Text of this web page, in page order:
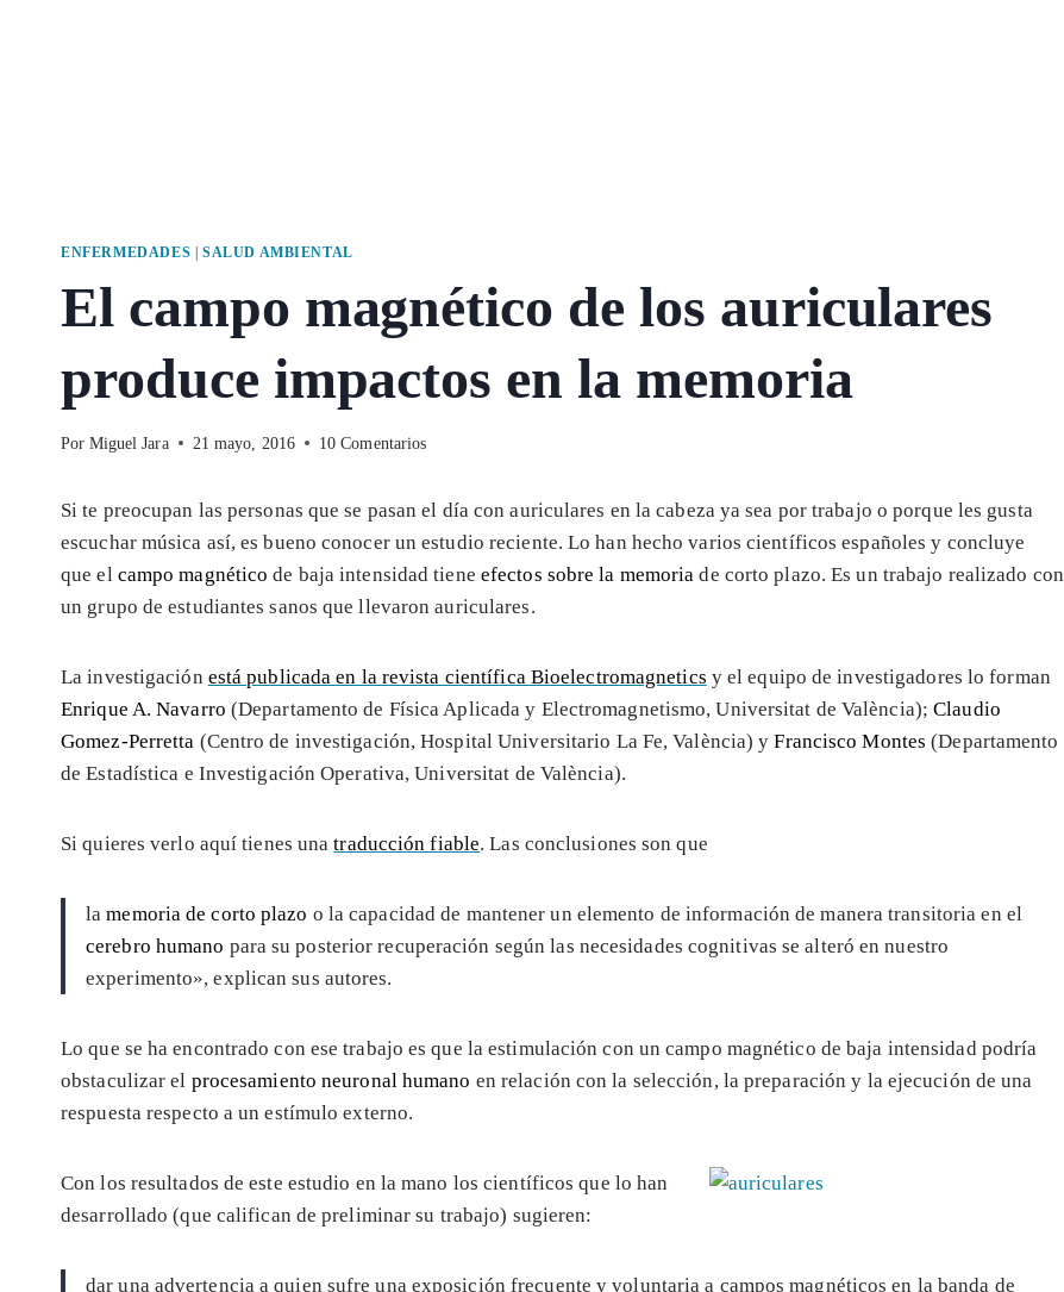
ENFERMEDADES SALUD AMBIENTAL
El campo magnético de los auriculares
produce impactos en la memoria
Por Miguel Jara 21 mayo, 2016 10 Comentarios
Si te preocupan las personas que se pasan el día con auriculares en la cabeza ya sea por trabajo o porque les gusta
escuchar música así, es bueno conocer un estudio reciente. Lo han hecho varios científicos españoles y concluye
que el campo magnético de baja intensidad tiene efectos sobre la memoria de corto plazo. Es un trabajo realizado con
un grupo de estudiantes sanos que llevaron auriculares.
La investigación está publicada en la revista científica Bioelectromagnetics y el equipo de investigadores lo forman
Enrique A. Navarro (Departamento de Física Aplicada y Electromagnetismo, Universitat de València);Claudio
Gomez-Perretta (Centro de investigación, Hospital Universitario La Fe, València) yFrancisco Montes (Departamento
de Estadística e Investigación Operativa, Universitat de València).
Si quieres verlo aquí tienes unatraducción fiable. Las conclusiones son que
lamemoria de corto plazo o la capacidad de mantener un elemento de información de manera transitoria en el
cerebro humano para su posterior recuperación según las necesidades cognitivas se alteró en nuestro
experimento», explican sus autores.
Lo que se ha encontrado con ese trabajo es que la estimulación con un campo magnético de baja intensidad podría
obstaculizar el procesamiento neuronal humano en relación con la selección, la preparación y la ejecución de una
respuesta respecto a un estímulo externo.
Con los resultados de este estudio en la mano los científicos que lo han
desarrollado (que califican de preliminar su trabajo) sugieren:
dar una advertencia a quien sufre una exposición frecuente y voluntaria a campos magnéticos en la banda de